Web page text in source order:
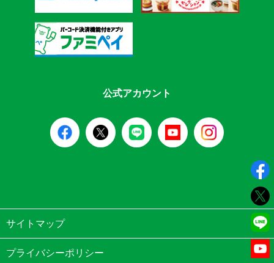
公式アカウント
サイトマップ
プライバシーポリシー